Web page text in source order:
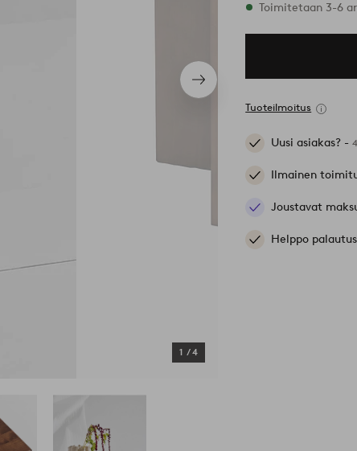
Seuraava
tuote
1 /4
Varastossa
Toimitetaan 3-6
Tuoteilmoitus
Uusi asiakas? -
Ilmainen
Joustavat
Helppo